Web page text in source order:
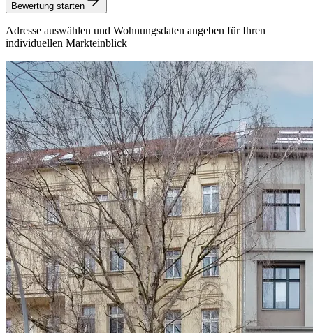
Bewertung starten
Adresse auswählen und Wohnungsdaten angeben für Ihren
individuellen Markteinblick